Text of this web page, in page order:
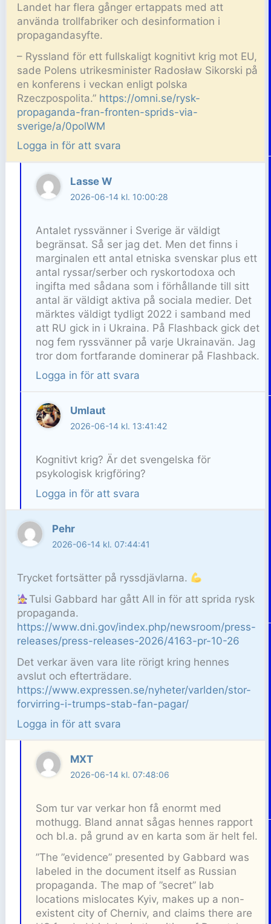
Landet har flera gånger ertappats med att
använda trollfabriker och desinformation i
propagandasyfte.
– Ryssland för ett fullskaligt kognitivt krig mot EU,
sade Polens utrikesminister Radosław Sikorski på
en konferens i veckan enligt polska
Rzeczpospolita.” https://omni.se/rysk-
propaganda-fran-fronten-sprids-via-
sverige/a/0polWM
Logga in för att svara
Lasse W
2026-06-14 kl. 10:00:28
Antalet ryssvänner i Sverige är väldigt
begränsat. Så ser jag det. Men det finns i
marginalen ett antal etniska svenskar plus ett
antal ryssar/serber och ryskortodoxa och
ingifta med sådana som i förhållande till sitt
antal är väldigt aktiva på sociala medier. Det
märktes väldigt tydligt 2022 i samband med
att RU gick in i Ukraina. På Flashback gick det
nog fem ryssvänner på varje Ukrainavän. Jag
tror dom fortfarande dominerar på Flashback.
Logga in för att svara
Umlaut
2026-06-14 kl. 13:41:42
Kognitivt krig? Är det svengelska för
psykologisk krigföring?
Logga in för att svara
Pehr
2026-06-14 kl. 07:44:41
Trycket fortsätter på ryssdjävlarna.
Tulsi Gabbard har gått All in för att sprida rysk
propaganda.
https://www.dni.gov/index.php/newsroom/press-
releases/press-releases-2026/4163-pr-10-26
Det verkar även vara lite rörigt kring hennes
avslut och efterträdare.
https://www.expressen.se/nyheter/varlden/stor-
forvirring-i-trumps-stab-fan-pagar/
Logga in för att svara
MXT
2026-06-14 kl. 07:48:06
Som tur var verkar hon få enormt med
mothugg. Bland annat sågas hennes rapport
och bl.a. på grund av en karta som är helt fel.
”The ”evidence” presented by Gabbard was
labeled in the document itself as Russian
propaganda. The map of ”secret” lab
locations mislocates Kyiv, makes up a non-
existent city of Cherniv, and claims there are